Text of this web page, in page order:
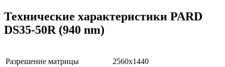
Технические характеристики PARD
DS35-50R (940 nm)
Разрешение матрицы
2560x1440